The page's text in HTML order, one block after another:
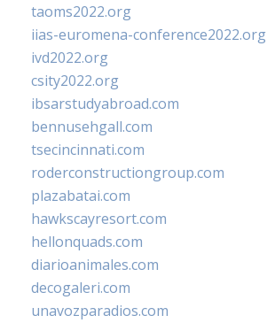
taoms2022.org
iias-euromena-conference2022.org
ivd2022.org
csity2022.org
ibsarstudyabroad.com
bennusehgall.com
tsecincinnati.com
roderconstructiongroup.com
plazabatai.com
hawkscayresort.com
hellonquads.com
diarioanimales.com
decogaleri.com
unavozparadios.com